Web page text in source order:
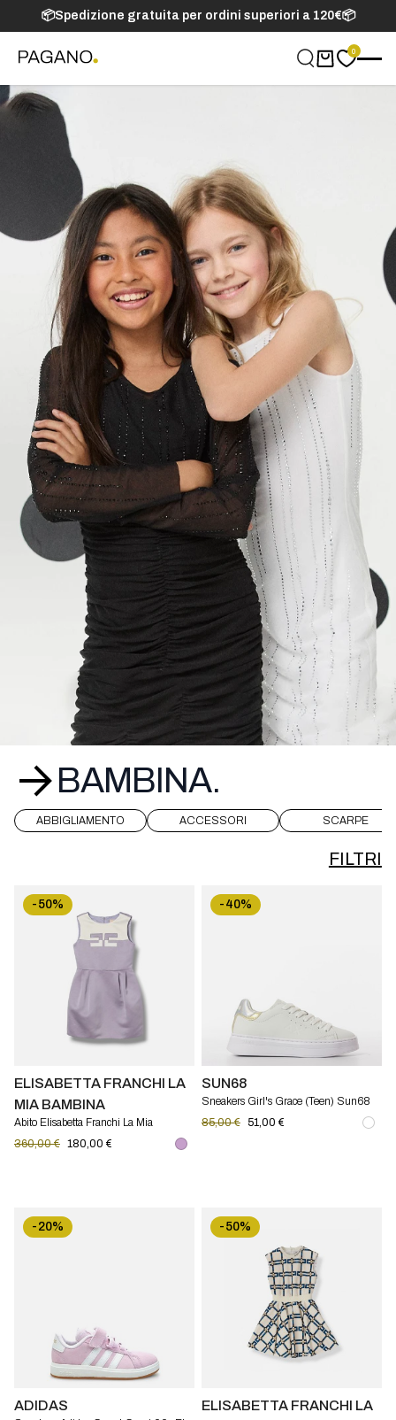
📦Spedizione gratuita per ordini superiori a 120€📦
0
BAMBINA.
ABBIGLIAMENTO ACCESSORI SCARPE
FILTRI
-50%
ELISABETTA FRANCHI LA
MIA BAMBINA
Abito Elisabetta Franchi La Mia
Bambina in crêpe
360,00 € 180,00 €
-40%
SUN68
Sneakers Girl's Grace (Teen) Sun68
85,00 €
51,00 €
-20%
ADIDAS
-50%
ELISABETTA FRANCHI LA